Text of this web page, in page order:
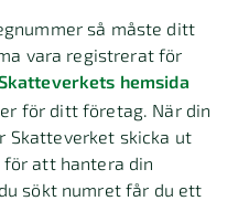
så måste ditt
vara registrerat för
hemsida
för ditt företag. När din
Skatteverket skicka ut
för att hantera din
sökt numret får du ett